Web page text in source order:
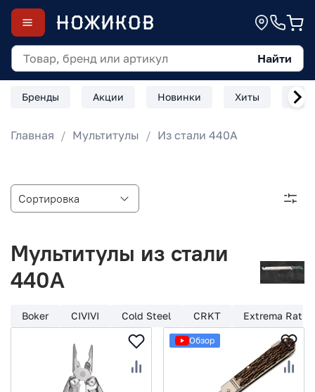
Найти
Бренды Акции Новинки Хиты
Главная Мультитулы Из стали 440А
Мультитулы из стали
440А
Boker CIVIVI Cold Steel CRKT Extrema Ratio
Обзор